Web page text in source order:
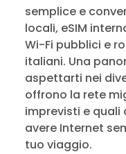
semplice e
locali, eSIM
Wi-Fi pubblici e
italiani. Una
aspettarti nei
offrono la rete
imprevisti e
avere Internet
tuo viaggio.